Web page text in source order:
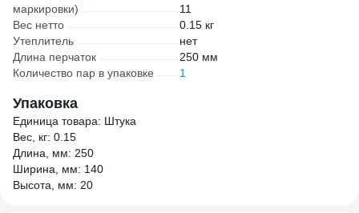
маркировки)
11
Вес нетто
0.15 кг
Утеплитель
нет
Длина перчаток
250 мм
Количество пар в упаковке
1
Упаковка
Единица товара: Штука
Вес, кг: 0.15
Длина, мм: 250
Ширина, мм: 140
Высота, мм: 20